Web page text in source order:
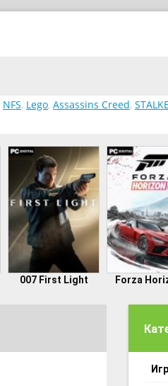
NFS, Lego, Assassins Creed,
007 First Light Forza